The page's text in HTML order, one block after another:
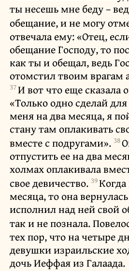
ты несешь мне беду –
обещание, и не могу
отвечала ему: «Отец,
обещание Господу, то
как ты и обещал, ведь
отомстил твоим
37И вот что еще сказала
«Только одно сделай
меня на два месяца, я
стану там оплакивать
вместе с подругами». 38
отпустить ее на два
холмах оплакивала
свое девичество. 39
месяца, то она
исполнил над ней свой
так и не познала.
тех пор, что на четыре
девушки израильские
дочь Иеффая из Галаада.